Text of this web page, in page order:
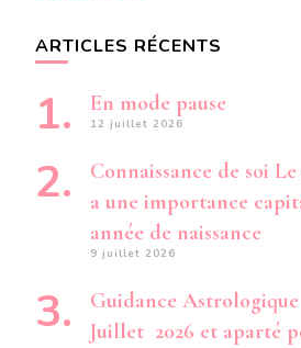
ARTICLES RÉCENTS
En mode pause
12 juillet 2026
Connaissance de soi
a une importance
année de naissance
9 juillet 2026
Guidance Astrologique
Juillet 2026 et aparté